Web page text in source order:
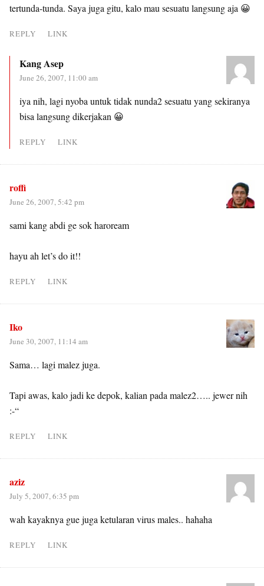
tertunda-tunda. Saya juga gitu, kalo mau sesuatu langsung aja 😀
REPLY LINK
Kang Asep
June 26, 2007, 11:00 am
iya nih, lagi nyoba untuk tidak nunda2 sesuatu yang sekiranya
bisa langsung dikerjakan 😀
REPLY LINK
roffi
June 26, 2007, 5:42 pm
sami kang abdi ge sok haroream
hayu ah let’s do it!!
REPLY LINK
Iko
June 30, 2007, 11:14 am
Sama… lagi malez juga.
Tapi awas, kalo jadi ke depok, kalian pada malez2….. jewer nih
:-“
REPLY LINK
aziz
July 5, 2007, 6:35 pm
wah kayaknya gue juga ketularan virus males.. hahaha
REPLY LINK